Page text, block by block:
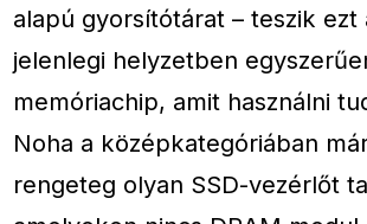
alapú gyorsítótárat – teszik ezt
jelenlegi helyzetben
memóriachip, amit használni
Noha a középkategóriában
rengeteg olyan SSD-vezérlőt